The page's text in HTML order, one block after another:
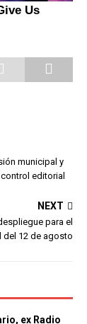
municipal y
editorial
NEXT
para el
del 12 de agosto
ex Radio